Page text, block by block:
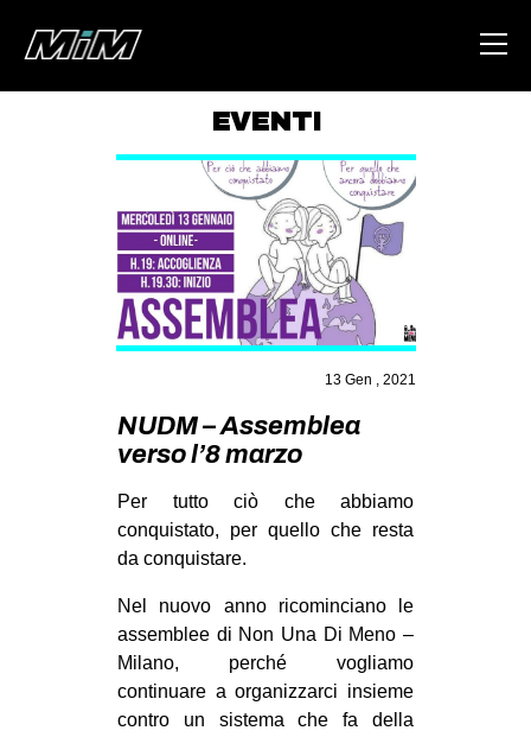
ABOUT
AREA
DEGENERAZIONE
GAZA FREESTYLE
CSOA LAMBRETTA
MSM
STUDENTI TSUNAMI
ZAM
MILANO
SPAZI
SPORT POPOLARE
MOVIMENTI
EVENTI
13 Gen , 2021
NUDM – Assemblea
verso l’8 marzo
Per tutto ciò che abbiamo
conquistato, per quello che resta
da conquistare.
Nel nuovo anno ricominciano le
assemblee di Non Una Di Meno –
Milano, perché vogliamo
continuare a organizzarci insieme
contro un sistema che fa della